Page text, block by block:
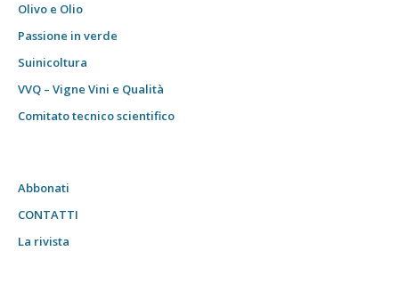
Olivo e Olio
Passione in verde
Suinicoltura
VVQ – Vigne Vini e Qualità
Comitato tecnico scientifico
Abbonati
CONTATTI
La rivista